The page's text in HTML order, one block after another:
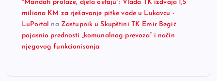
"Mandati prolaze, djela ostaju": Vlada TK izdvaja 1,5
miliona KM za rješavanje pitke vode u Lukavcu -
LuPortal na Zastupnik u Skupštini TK Emir Begić
pojasnio prednosti „komunalnog prevoza“ i način
njegovog funkcionisanja